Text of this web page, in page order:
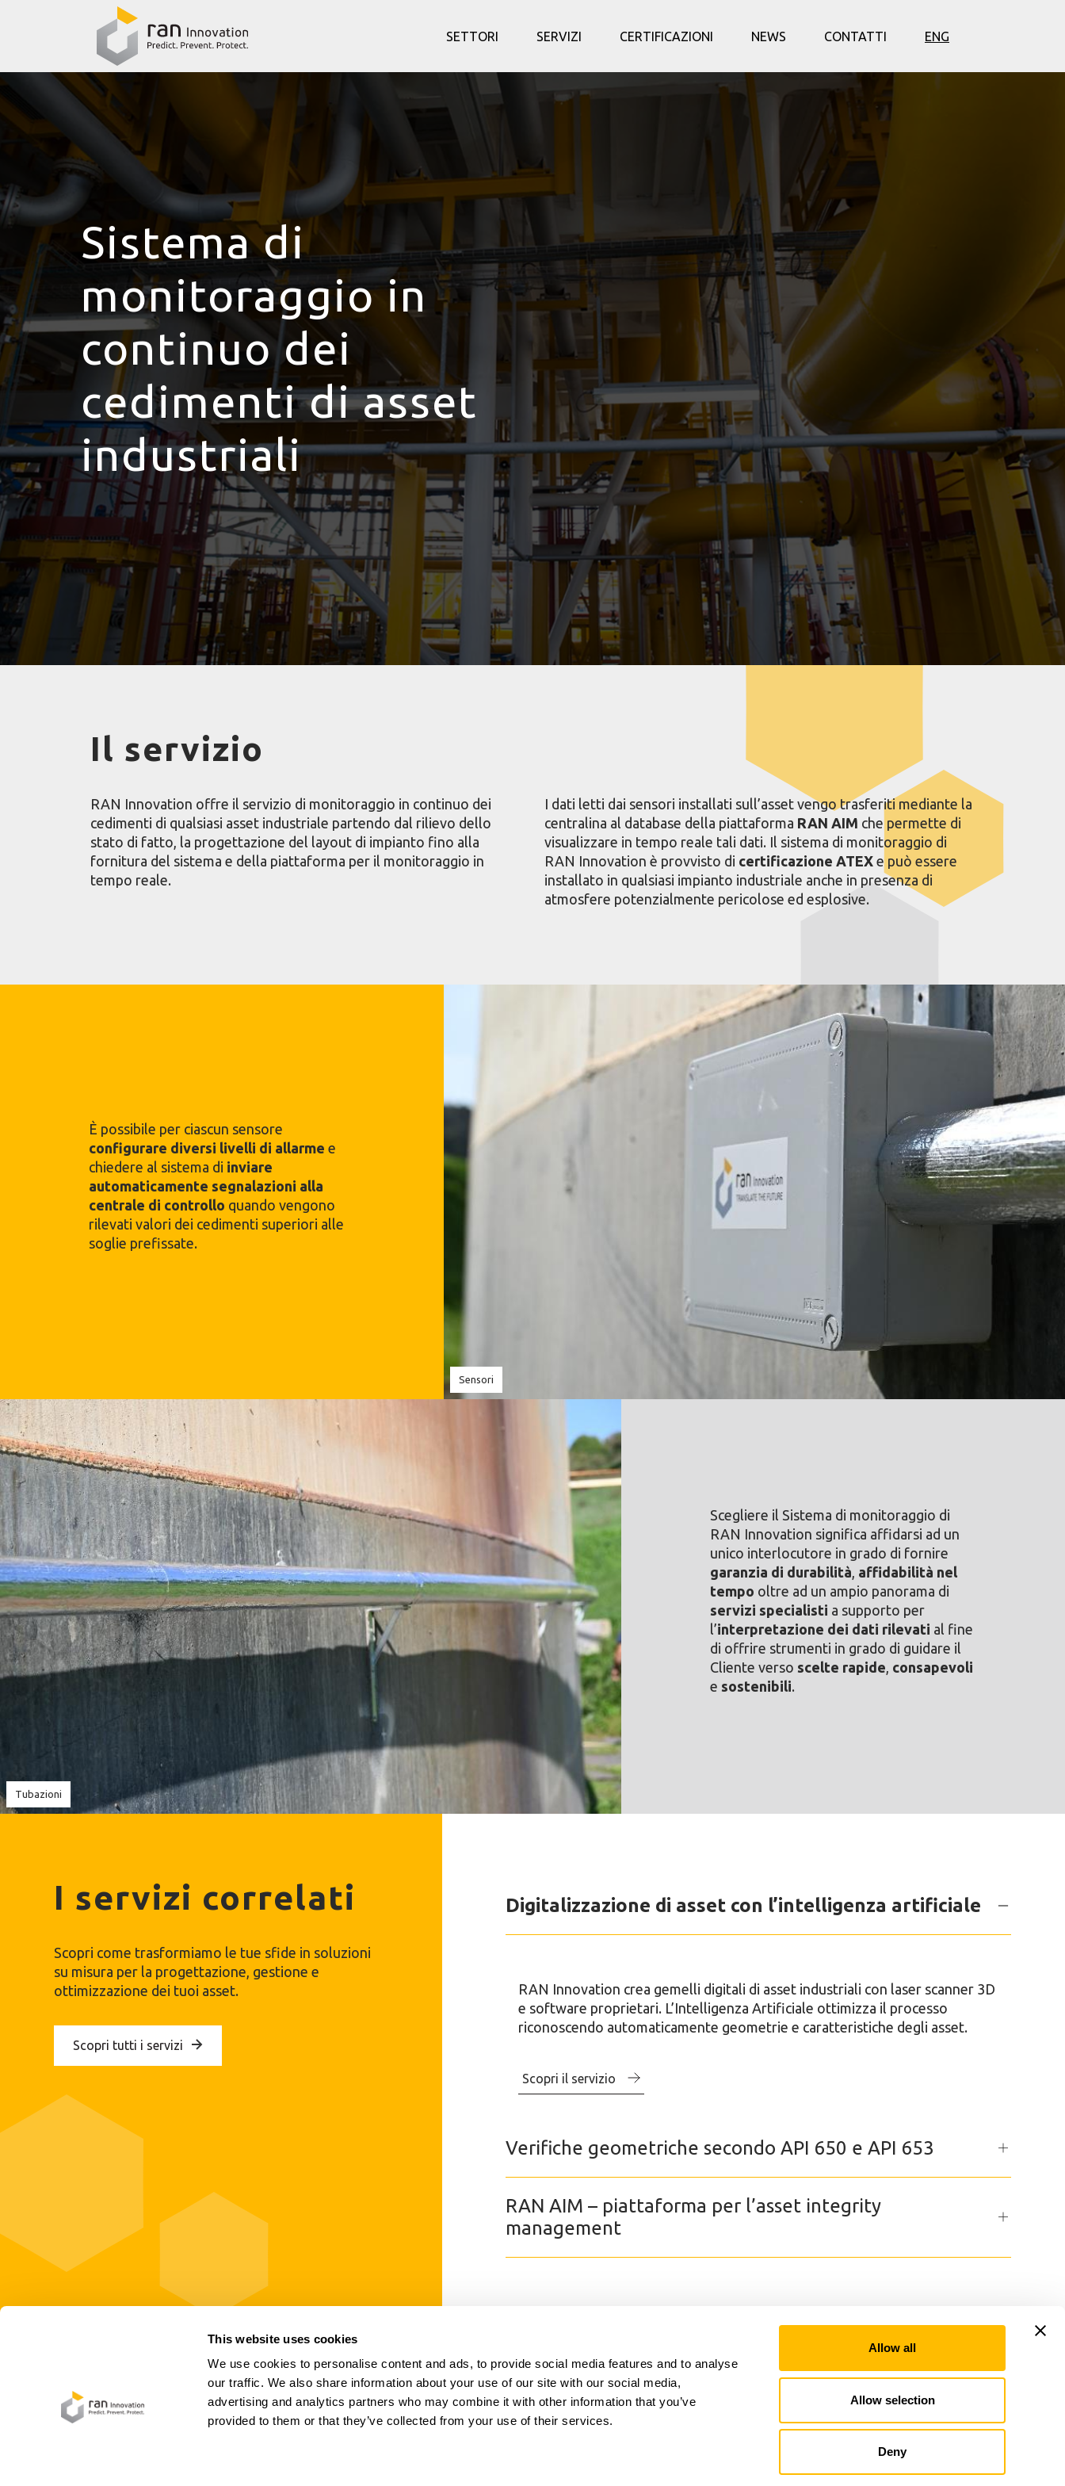
This website uses cookies
We use cookies to personalise content and ads, to provide social media features and to analyse
our traffic. We also share information about your use of our site with our social media,
advertising and analytics partners who may combine it with other information that you’ve
provided to them or that they’ve collected from your use of their services.
Allow all
Allow selection
Deny
SETTORI SERVIZI CERTIFICAZIONI NEWS CONTATTI ENG
Sistema di
monitoraggio in
continuo dei
cedimenti di asset
industriali
Il servizio
RAN Innovation offre il servizio di monitoraggio in continuo dei
cedimenti di qualsiasi asset industriale partendo dal rilievo dello
stato di fatto, la progettazione del layout di impianto fino alla
fornitura del sistema e della piattaforma per il monitoraggio in
tempo reale.
I dati letti dai sensori installati sull’asset vengo trasferiti mediante la
centralina al database della piattaforma RAN AIM che permette di
visualizzare in tempo reale tali dati. Il sistema di monitoraggio di
RAN Innovation è provvisto di certificazione ATEX e può essere
installato in qualsiasi impianto industriale anche in presenza di
atmosfere potenzialmente pericolose ed esplosive.
È possibile per ciascun sensore
configurare diversi livelli di allarme e
chiedere al sistema di inviare
automaticamente segnalazioni alla
centrale di controllo quando vengono
rilevati valori dei cedimenti superiori alle
soglie prefissate.
Sensori
Tubazioni
Scegliere il Sistema di monitoraggio di
RAN Innovation significa affidarsi ad un
unico interlocutore in grado di fornire
garanzia di durabilità affidabilità nel
tempo oltre ad un ampio panorama di
servizi specialisti a supporto per
l’interpretazione dei dati rilevati al fine
di offrire strumenti in grado di guidare il
Cliente verso scelte rapide consapevoli
e sostenibili.
I servizi correlati
Scopri come trasformiamo le tue sfide in soluzioni
su misura per la progettazione, gestione e
ottimizzazione dei tuoi asset.
Scopri tutti i servizi
Digitalizzazione di asset con l’intelligenza artificiale
RAN Innovation crea gemelli digitali di asset industriali con laser scanner 3D
e software proprietari. L’Intelligenza Artificiale ottimizza il processo
riconoscendo automaticamente geometrie e caratteristiche degli asset.
Scopri il servizio
Verifiche geometriche secondo API 650 e API 653
RAN AIM – piattaforma per l’asset integrity
management
SETTORI
SERVIZI
CERTIFICAZIONI
NEWS
Linkedin
Via della Piramide Cestia, 1c, Roma,
RM 00153, IT